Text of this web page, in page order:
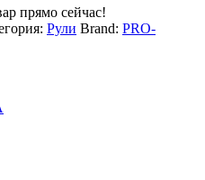
прямо сейчас!
Рули Brand: PRO-